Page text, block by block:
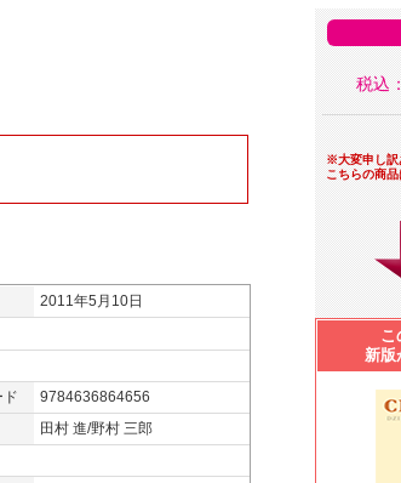
2011年5月10日
ド
9784636864656
田村 進/野村 三郎
税込：
※大変申し訳
こちらの商品
こ
新版